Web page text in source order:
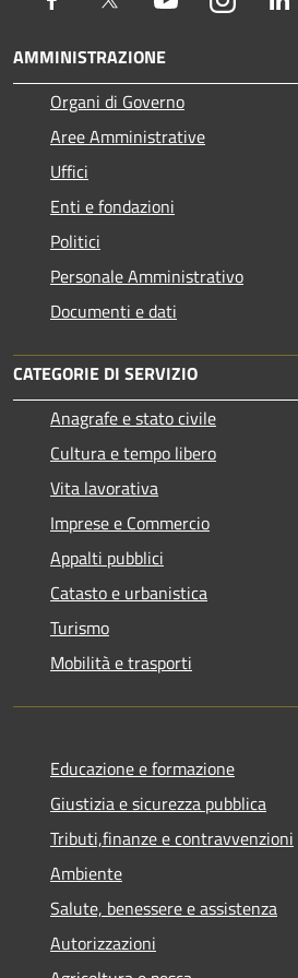
AMMINISTRAZIONE
Organi di Governo
Aree Amministrative
Uffici
Enti e fondazioni
Politici
Personale Amministrativo
Documenti e dati
CATEGORIE DI SERVIZIO
Anagrafe e stato civile
Cultura e tempo libero
Vita lavorativa
Imprese e Commercio
Appalti pubblici
Catasto e urbanistica
Turismo
Mobilità e trasporti
Educazione e formazione
Giustizia e sicurezza pubblica
Tributi,finanze e contravvenzioni
Ambiente
Salute, benessere e assistenza
Autorizzazioni